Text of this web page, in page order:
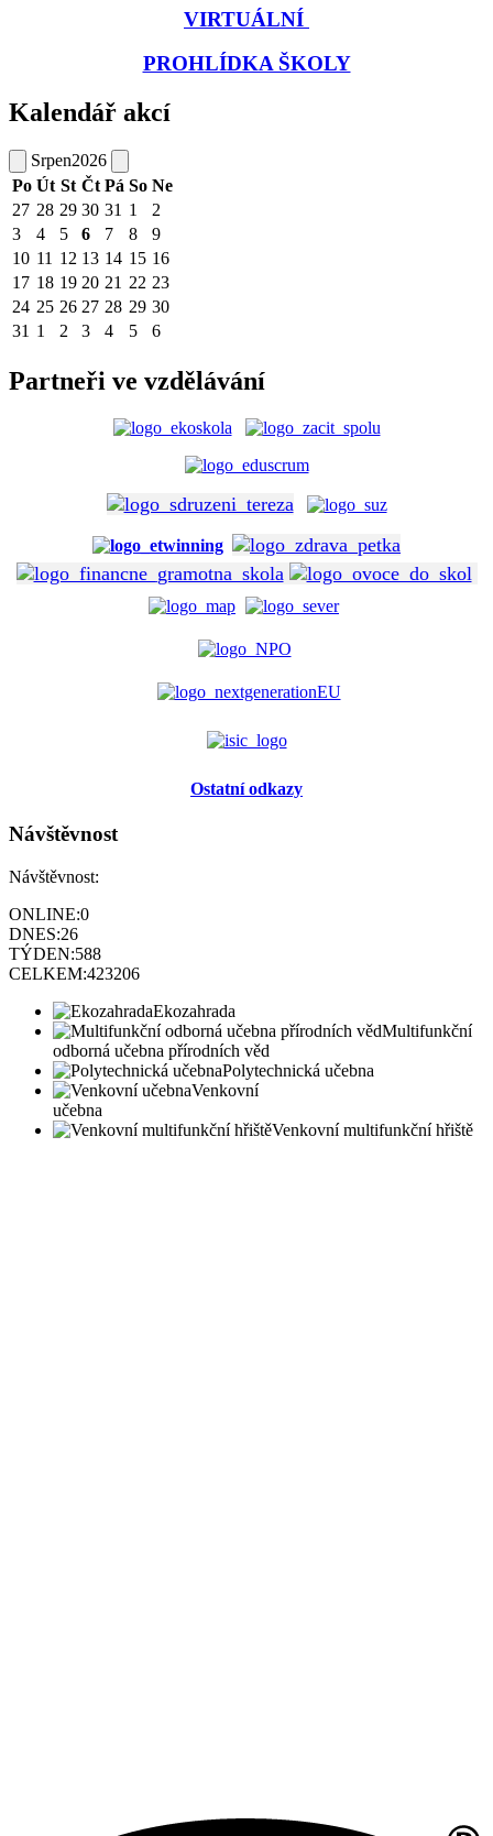
VIRTUÁLNÍ
PROHLÍDKA ŠKOLY
Kalendář akcí
Srpen2026
Po Út St Čt Pá So Ne
27 28 29 30 31 1
2
3
4 5 6 7 8
9
10 11 12 13 14 15 16
17 18 19 20 21 22 23
24 25 26 27 28 29 30
31 1 2 3 4 5 6
Partneři ve vzdělávání
Ostatní odkazy
Návštěvnost
Návštěvnost:
ONLINE:0
DNES:26
TÝDEN:588
CELKEM:423206
Ekozahrada
Multifunkční
odborná učebna přírodních věd
Polytechnická učebna
Venkovní
učebna
Venkovní multifunkční hřiště